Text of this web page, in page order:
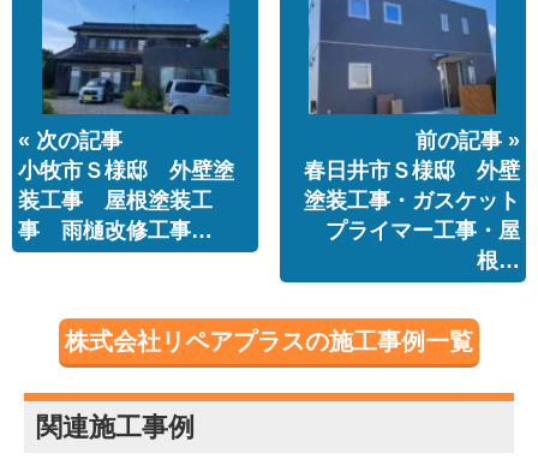
« 次の記事
小牧市Ｓ様邸 外壁塗
装工事 屋根塗装工
事 雨樋改修工事…
前の記事 »
春日井市Ｓ様邸 外壁
塗装工事・ガスケット
プライマー工事・屋
根…
株式会社リペアプラスの施工事例一覧
関連施工事例